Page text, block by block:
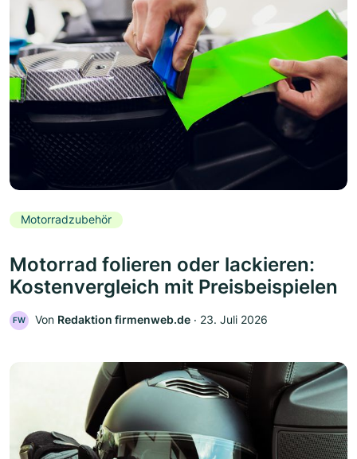
Motorradzubehör
Motorrad folieren oder lackieren:
Kostenvergleich mit Preisbeispielen
FW Von Redaktion firmenweb.de ‧ 23. Juli 2026